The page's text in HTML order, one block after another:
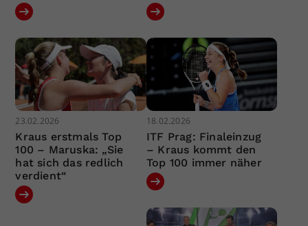
23.02.2026
Kraus erstmals Top
100 – Maruska: „Sie
hat sich das redlich
verdient“
18.02.2026
ITF Prag: Finaleinzug
– Kraus kommt den
Top 100 immer näher